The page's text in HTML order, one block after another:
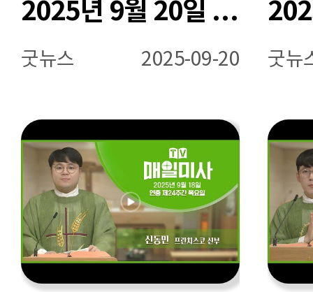
2025년 9월 20일 연중 제24주간 토요일 매일미사ㅣ최영준 베르나르디노 신부 집전
굿뉴스 2025-09-20 굿뉴